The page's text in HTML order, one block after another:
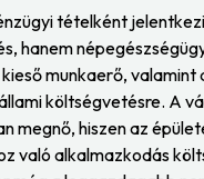
tételként
hanem
munkaerő, valamint
költségvetésre. A
megnő, hiszen az
való alkalmazkodás